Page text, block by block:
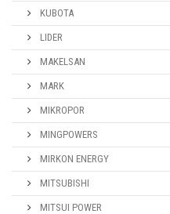
KUBOTA
LIDER
MAKELSAN
MARK
MIKROPOR
MINGPOWERS
MIRKON ENERGY
MITSUBISHI
MITSUI POWER